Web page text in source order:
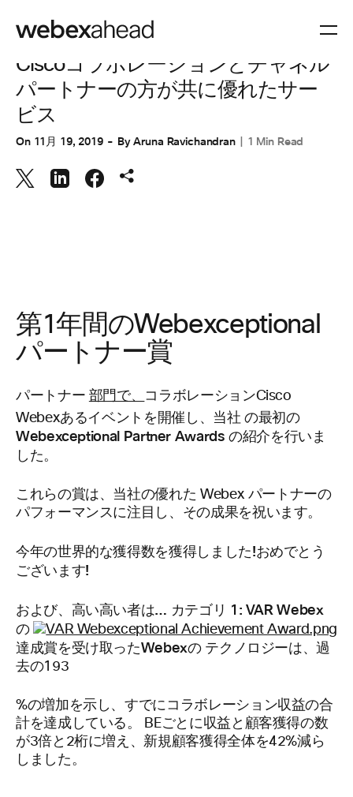
コラボレーション
Ciscoコラボレーションとチャネル
パートナーの方が共に優れたサー
ビス
On 11月 19, 2019 ByAruna Ravichandran 1 Min Read
第1年間のWebexceptional
パートナー賞
パートナー 部門で、 コラボレーションCisco
Webexあるイベントを開催し、当社の最初の
Webexceptional Partner Awards の紹介を行いま
した。
これらの賞は、当社の優れた Webex パートナーの
パフォーマンスに注目し、その成果を祝います。
今年の世界的な獲得数を獲得しました!おめでとう
ございます!
および、高い高い者は… カテゴリ 1: VAR Webex
の
達成賞を受け取ったWebexのテクノロジーは、過
去の193
%の増加を示し、すでにコラボレーション収益の合
計を達成している。 BEごとに収益と顧客獲得の数
が3倍と2桁に増え、新規顧客獲得全体を42%減ら
しました。